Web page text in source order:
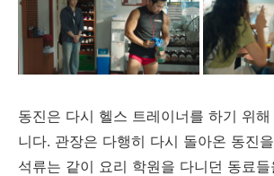
동진은 다시 헬스 트레이너를 하기 위
니다. 관장은 다행히 다시 돌아온 동진
석류는 같이 요리 학원을 다니던 동료